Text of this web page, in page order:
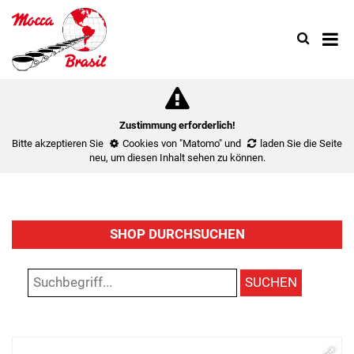
Zustimmung erforderlich!
Bitte akzeptieren Sie
Cookies von "Matomo" und
laden Sie die Seite
neu, um diesen Inhalt sehen zu können.
SearchUse
up
select
to
SHOP DURCHSUCHEN
SUCHEN